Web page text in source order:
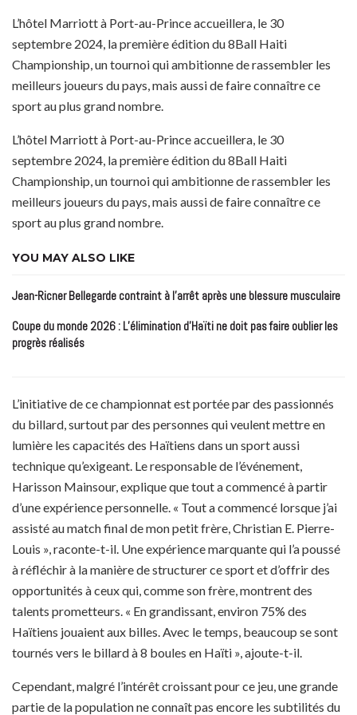
L’hôtel Marriott à Port-au-Prince accueillera, le 30
septembre 2024, la première édition du 8Ball Haiti
Championship, un tournoi qui ambitionne de rassembler les
meilleurs joueurs du pays, mais aussi de faire connaître ce
sport au plus grand nombre.
L’hôtel Marriott à Port-au-Prince accueillera, le 30
septembre 2024, la première édition du 8Ball Haiti
Championship, un tournoi qui ambitionne de rassembler les
meilleurs joueurs du pays, mais aussi de faire connaître ce
sport au plus grand nombre.
YOU MAY ALSO LIKE
Jean-Ricner Bellegarde contraint à l’arrêt après une blessure musculaire
Coupe du monde 2026 : L’élimination d’Haïti ne doit pas faire oublier les
progrès réalisés
L’initiative de ce championnat est portée par des passionnés
du billard, surtout par des personnes qui veulent mettre en
lumière les capacités des Haïtiens dans un sport aussi
technique qu’exigeant. Le responsable de l’événement,
Harisson Mainsour, explique que tout a commencé à partir
d’une expérience personnelle. « Tout a commencé lorsque j’ai
assisté au match final de mon petit frère, Christian E. Pierre-
Louis », raconte-t-il. Une expérience marquante qui l’a poussé
à réfléchir à la manière de structurer ce sport et d’offrir des
opportunités à ceux qui, comme son frère, montrent des
talents prometteurs. « En grandissant, environ 75% des
Haïtiens jouaient aux billes. Avec le temps, beaucoup se sont
tournés vers le billard à 8 boules en Haïti », ajoute-t-il.
Cependant, malgré l’intérêt croissant pour ce jeu, une grande
partie de la population ne connaît pas encore les subtilités du